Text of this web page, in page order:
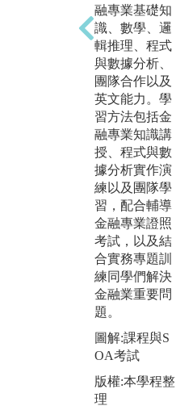
融專業基礎知
識、數學、邏
輯推理、程式
與數據分析、
團隊合作以及
英文能力。學
習方法包括金
融專業知識講
授、程式與數
據分析實作演
練以及團隊學
習，配合輔導
金融專業證照
考試，以及結
合實務專題訓
練同學們解決
金融業重要問
題。
圖解:課程與S
OA考試
版權:本學程整
理